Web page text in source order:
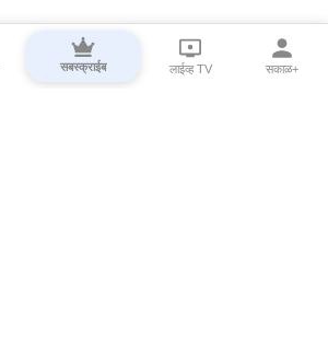
सबस्क्राईब लाईव्ह TV सकाळ+